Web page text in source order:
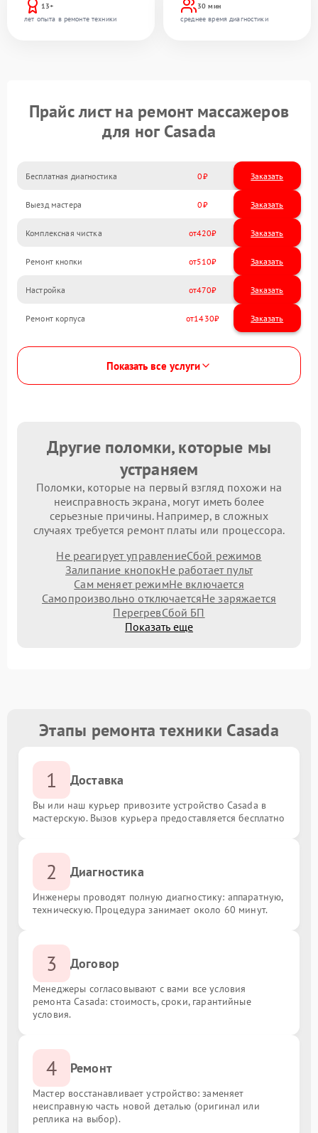
13+
лет опыта в ремонте техники
30 мин
среднее время диагностики
Прайс лист на ремонт массажеров
для ног Casada
Бесплатная диагностика 0 Заказать
Выезд мастера 0 Заказать
Комплексная чистка 420
Ремонт кнопки 510
Настройка 470
Ремонт корпуса 1430
Показать все услуги
Другие поломки, которые мы
устраняем
Поломки, которые на первый взгляд похожи на
неисправность экрана, могут иметь более
серьезные причины. Например, в сложных
случаях требуется ремонт платы или процессора.
Не реагирует управлениеСбой режимов
Залипание кнопокНе работает пульт
Сам меняет режимНе включается
Самопроизвольно отключаетсяНе заряжается
ПерегревСбой БП
Показать еще
Этапы ремонта техники Casada
1 Доставка
Вы или наш курьер привозите устройство Casada в
мастерскую. Вызов курьера предоставляется бесплатно
2 Диагностика
Инженеры проводят полную диагностику: аппаратную,
техническую. Процедура занимает около 60 минут.
3 Договор
Менеджеры согласовывают с вами все условия
ремонта Casada: стоимость, сроки, гарантийные
условия.
4 Ремонт
Мастер восстанавливает устройство: заменяет
неисправную часть новой деталью (оригинал или
реплика на выбор).